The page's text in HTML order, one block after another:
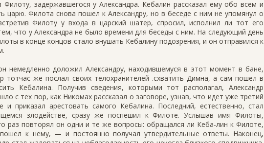
задержавшегося у Александра. Кебалин рассказал ему обо всем и
царю. Филота снова пошел к Александру, но в беседе с ним не упомянул о
Филоту у входа в царский шатер, спросил, исполнил ли тот его
что у Александра не было времени для беседы с ним. На следующий день
в конце концов стало внушать Кебалину подозрения, и он отправился к
немедленно доложил Александру, находившемуся в этот момент в бане,
тотчас же послал своих телохранителей .схватить Димна, а сам пошел в
Кебалина. Получив сведения, которыми тот располагал, Александр
с тех пор, как Никомах рассказал о заговоре, узнав, что идет уже третий
и приказал арестовать самого Кебалина. Последний, естественно, стал
злодействе, сразу же поспешил к Филоте. Услышав имя Филоты,
раз повторял он одни и те же вопросы: обращался ли Кеба‑лин к Филоте,
к нему, — и постоянно получал утвердительные ответы. Наконец,